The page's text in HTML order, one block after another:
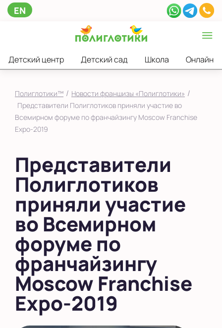
EN
Детский центр Детский сад Школа Онлайн
Полиглотики™ / Новости франшизы «Полиглотики» /
Представители Полиглотиков приняли участие во
Всемирном форуме по франчайзингу Moscow Franchise
Expo-2019
Представители
Полиглотиков
приняли участие
во Всемирном
форуме по
франчайзингу
Moscow Franchise
Expo-2019